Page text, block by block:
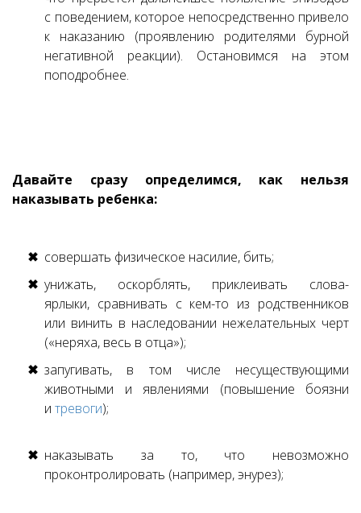
с поведением, которое непосредственно привело
к наказанию (проявлению родителями бурной
негативной реакции). Остановимся на этом
поподробнее.
Давайте сразу определимся, как нельзя
наказывать ребенка:
совершать физическое насилие, бить;
унижать, оскорблять, приклеивать слова-
ярлыки, сравнивать с кем-то из родственников
или винить в наследовании нежелательных черт
(«неряха, весь в отца»);
запугивать, в том числе несуществующими
животными и явлениями (повышение боязни
и тревоги);
наказывать за то, что невозможно
проконтролировать (например, энурез);